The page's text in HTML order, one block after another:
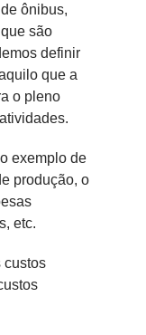
ônibus,
são
definir
que a
o pleno
exemplo de
produção, o
etc.
custos